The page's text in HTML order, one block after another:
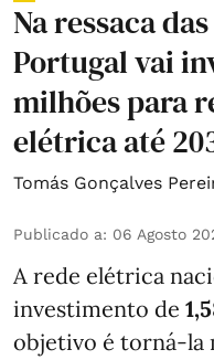
Na ressaca
Portugal vai
milhões para
elétrica até
Tomás Gonçalves
Publicado a: 06 Agosto
A rede elétrica
investimento de
objetivo é torná-la